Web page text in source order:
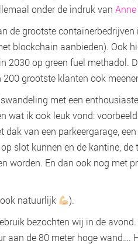
onder de indruk van Anne
de grootste
blockchain aanbieden). Ook
2030 op green fuel methadol.
grootste klanten ook
met een
wat ik ook leuk vond:
dak van een parkeergarage,
slot kunnen en de kantine,
worden. En dan ook nog met
ook natuurlijk
).
bezochten wij in de avond.
aan de 80 meter hoge wand….